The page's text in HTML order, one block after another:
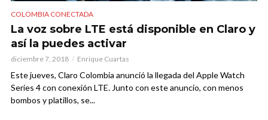
COLOMBIA CONECTADA
La voz sobre LTE está disponible en Claro y
así la puedes activar
diciembre 7, 2018 Enrique Cuartas
Este jueves, Claro Colombia anunció la llegada del Apple Watch
Series 4 con conexión LTE. Junto con este anuncio, con menos
bombos y platillos, se...